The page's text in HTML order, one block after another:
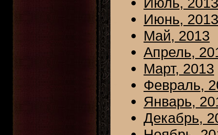
Июнь, 2013
Май, 2013
Апрель,
Март, 2013
Февраль,
Январь,
Декабрь,